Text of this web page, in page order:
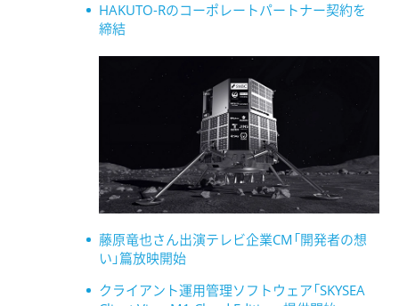
HAKUTO-Rのコーポレートパートナー契約を
締結
藤原竜也さん出演テレビ企業CM「開発者の想
い」篇放映開始
クライアント運用管理ソフトウェア「SKYSEA